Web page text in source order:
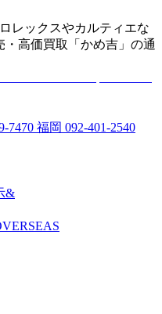
レックスやカルティエな
高価買取「かめ吉」の通
7470 福岡 092-401-2540
&